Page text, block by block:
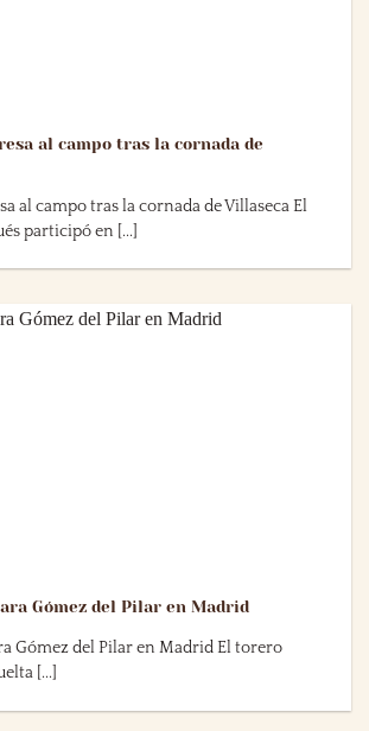
al campo tras la cornada de
al campo tras la cornada de Villaseca El
participó en [...]
Gómez del Pilar en Madrid
Gómez del Pilar en Madrid El torero
[...]